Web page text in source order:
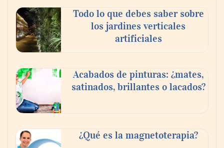
Paso a paso: ¿cómo prepararse para la
transición a la jornada de 40 horas? Guía
InfoBlock
Todo lo que debes saber sobre
los jardines verticales
artificiales
Acabados de pinturas: ¿mates,
satinados, brillantes o lacados?
¿Qué es la magnetoterapia?